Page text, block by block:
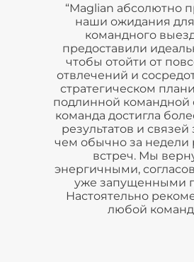
“Maglian абсолютно
наши ожидания
командного
предоставили
чтобы отойти от
отвлечений и
стратегическом
подлинной командной
команда достигла
результатов и связей
чем обычно за недели
встреч. Мы
энергичными,
уже запущенными
Настоятельно
любой